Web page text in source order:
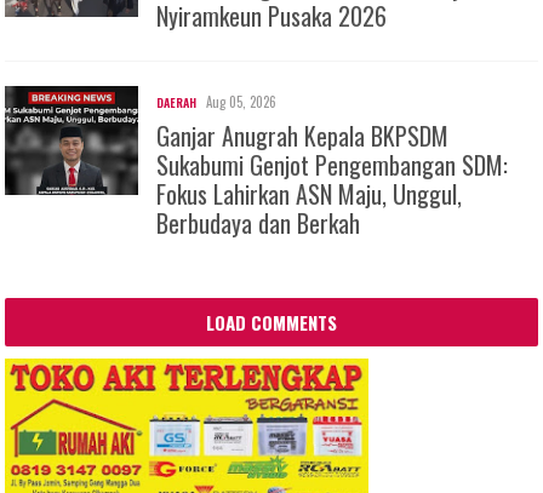
Nyiramkeun Pusaka 2026
DAERAH Aug 05, 2026
Ganjar Anugrah Kepala BKPSDM
Sukabumi Genjot Pengembangan SDM:
Fokus Lahirkan ASN Maju, Unggul,
Berbudaya dan Berkah
LOAD COMMENTS